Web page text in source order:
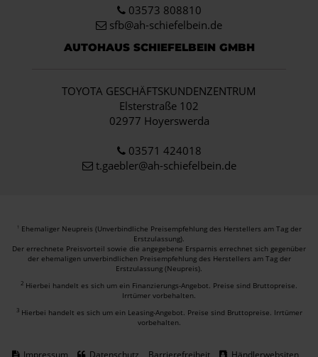
03573 808810
sfb@ah-schiefelbein.de
AUTOHAUS SCHIEFELBEIN GMBH
TOYOTA GESCHÄFTSKUNDENZENTRUM
Elsterstraße 102
02977 Hoyerswerda
03571 424018
t.gaebler@ah-schiefelbein.de
1 Ehemaliger Neupreis (Unverbindliche Preisempfehlung des Herstellers am Tag der
Erstzulassung).
Der errechnete Preisvorteil sowie die angegebene Ersparnis errechnet sich gegenüber
der ehemaligen unverbindlichen Preisempfehlung des Herstellers am Tag der
Erstzulassung (Neupreis).
2 Hierbei handelt es sich um ein Finanzierungs-Angebot. Preise sind Bruttopreise.
Irrtümer vorbehalten.
3 Hierbei handelt es sich um ein Leasing-Angebot. Preise sind Bruttopreise. Irrtümer
vorbehalten.
Impressum Datenschutz Barrierefreiheit Händlerwebsiten